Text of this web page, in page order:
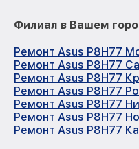
Филиал в Вашем
Ремонт Asus P8H77
Ремонт Asus P8H77
Ремонт Asus P8H77
Ремонт Asus P8H77
Ремонт Asus P8H77
Ремонт Asus P8H77
Ремонт Asus P8H77